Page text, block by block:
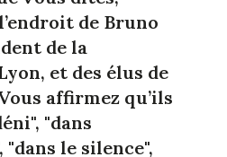
de Bruno
de la
et des élus de
affirmez qu’ils
"dans
le silence",